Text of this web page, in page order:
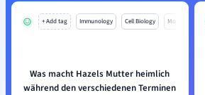
+ Add tag Immunology Cell Biology Mo
Was macht Hazels Mutter heimlich
während den verschiedenen Terminen